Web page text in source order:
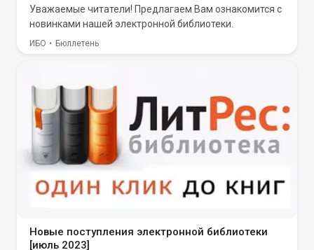
Уважаемые читатели! Предлагаем Вам ознакомится с
новинками нашей электронной библиотеки.
ИБО Бюллетень
Новые поступления электронной библиотеки
[июль 2023]